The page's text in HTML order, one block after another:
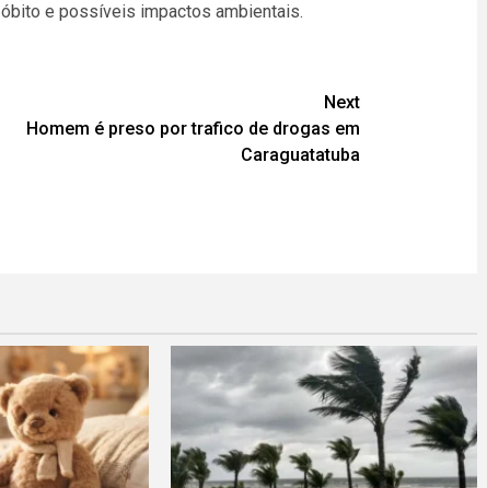
e possíveis impactos ambientais.
Next
Homem é preso por trafico de drogas em
Caraguatatuba